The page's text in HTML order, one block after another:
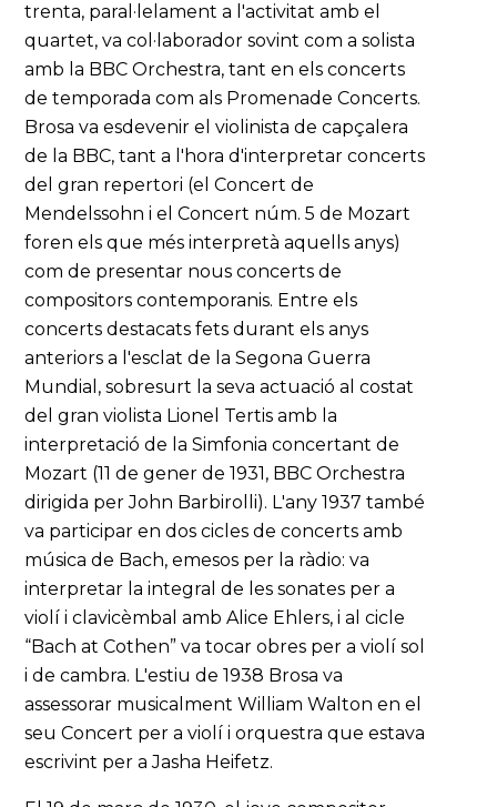
trenta, paral·lelament a l'activitat amb el
quartet, va col·laborador sovint com a solista
amb la BBC Orchestra, tant en els concerts
de temporada com als Promenade Concerts.
Brosa va esdevenir el violinista de capçalera
de la BBC, tant a l'hora d'interpretar concerts
del gran repertori (el Concert de
Mendelssohn i el Concert núm. 5 de Mozart
foren els que més interpretà aquells anys)
com de presentar nous concerts de
compositors contemporanis. Entre els
concerts destacats fets durant els anys
anteriors a l'esclat de la Segona Guerra
Mundial, sobresurt la seva actuació al costat
del gran violista Lionel Tertis amb la
interpretació de la Simfonia concertant de
Mozart (11 de gener de 1931, BBC Orchestra
dirigida per John Barbirolli). L'any 1937 també
va participar en dos cicles de concerts amb
música de Bach, emesos per la ràdio: va
interpretar la integral de les sonates per a
violí i clavicèmbal amb Alice Ehlers, i al cicle
“Bach at Cothen” va tocar obres per a violí sol
i de cambra. L'estiu de 1938 Brosa va
assessorar musicalment William Walton en el
seu Concert per a violí i orquestra que estava
escrivint per a Jasha Heifetz.